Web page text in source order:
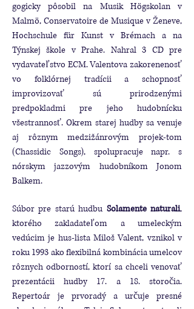
gogicky pôsobil na Musik Högskolan v
Malmö, Conservatoire de Musique v Ženeve,
Hochschule für Kunst v Brémach a na
Týnskej škole v Prahe. Nahral 3 CD pre
vydavateľstvo ECM. Valentova zakorenenosť
vo folklórnej tradícii a schopnosť
improvizovať sú prirodzenými
predpokladmi pre jeho hudobnícku
všestrannosť. Okrem starej hudby sa venuje
aj rôznym medzižánrovým projek-tom
(Chassidic Songs), spolupracuje napr. s
nórskym jazzovým hudobníkom Jonom
Balkem.
Súbor pre starú hudbu Solamente naturali,
ktorého zakladateľom a umeleckým
vedúcim je hus-lista Miloš Valent, vznikol v
roku 1993 ako flexibilná kombinácia umelcov
rôznych odborností, ktorí sa chceli venovať
prezentácii hudby 17. a 18. storočia.
Repertoár je prvoradý a určuje presné